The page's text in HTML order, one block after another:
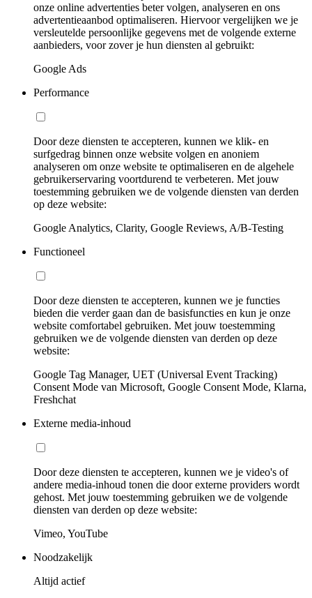
onze online advertenties beter volgen, analyseren en ons
advertentieaanbod optimaliseren. Hiervoor vergelijken we je
versleutelde persoonlijke gegevens met de volgende externe
aanbieders, voor zover je hun diensten al gebruikt:
Google Ads
Performance
Door deze diensten te accepteren, kunnen we klik- en
surfgedrag binnen onze website volgen en anoniem
analyseren om onze website te optimaliseren en de algehele
gebruikerservaring voortdurend te verbeteren. Met jouw
toestemming gebruiken we de volgende diensten van derden
op deze website:
Google Analytics, Clarity, Google Reviews, A/B-Testing
Functioneel
Door deze diensten te accepteren, kunnen we je functies
bieden die verder gaan dan de basisfuncties en kun je onze
website comfortabel gebruiken. Met jouw toestemming
gebruiken we de volgende diensten van derden op deze
website:
Google Tag Manager, UET (Universal Event Tracking)
Consent Mode van Microsoft, Google Consent Mode, Klarna,
Freshchat
Externe media-inhoud
Door deze diensten te accepteren, kunnen we je video's of
andere media-inhoud tonen die door externe providers wordt
gehost. Met jouw toestemming gebruiken we de volgende
diensten van derden op deze website:
Vimeo, YouTube
Noodzakelijk
Altijd actief